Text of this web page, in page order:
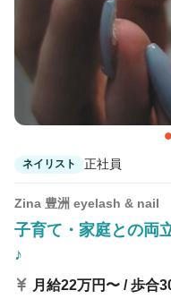
ネイリスト 正社員
Zina 豊洲 eyelash & nail
子育て・家庭との両
♪
月給22万円〜 / 歩合